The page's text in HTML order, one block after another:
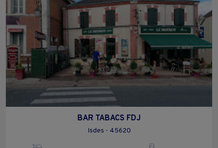
BAR TABACS FDJ
Isdes - 45620